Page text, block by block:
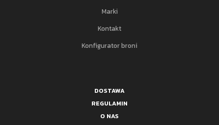
Marki
Kontakt
Konfigurator broni
DOSTAWA
REGULAMIN
O NAS